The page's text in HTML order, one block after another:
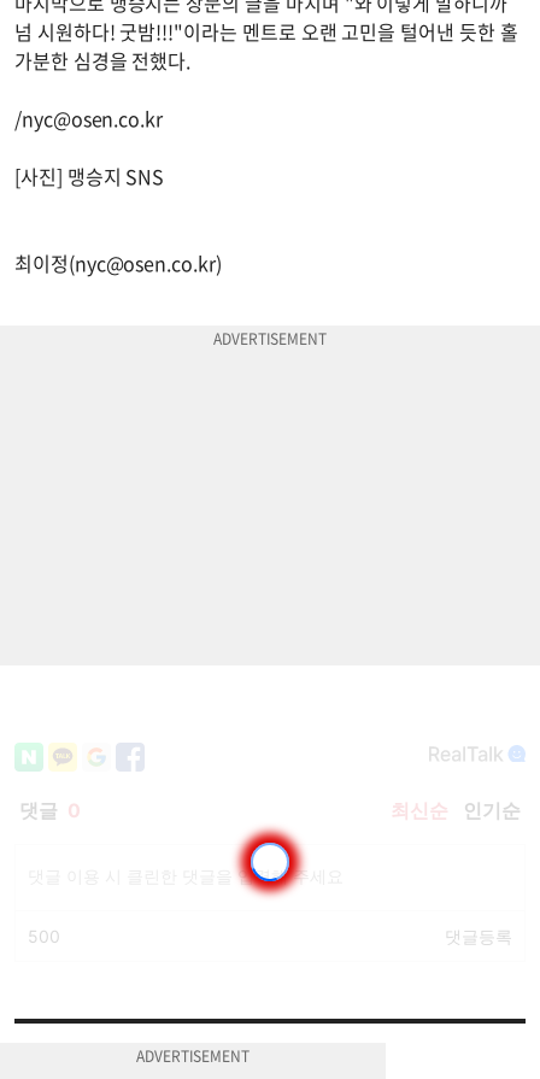
넘 시원하다! 굿밤!!!"이라는 멘트로 오랜 고민을 털어낸 듯한 홀
가분한 심경을 전했다.
/nyc@osen.co.kr
[사진] 맹승지 SNS
최이정(nyc@osen.co.kr)